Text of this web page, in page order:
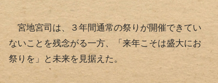
宮地宮司は、３年間通常の祭りが開催できてい
ないことを残念がる一方、「来年こそは盛大にお
祭りを」と未来を見据えた。